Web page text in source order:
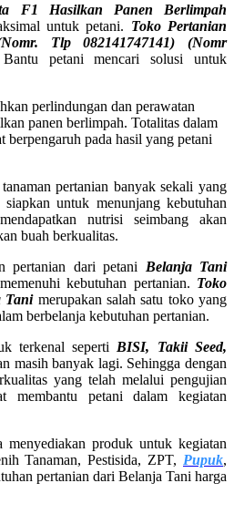
F1 Hasilkan Panen Berlimpah
untuk petani. Toko Pertanian
Tlp 082141747141) (Nomr
petani mencari solusi untuk
perlindungan dan perawatan
panen berlimpah. Totalitas dalam
berpengaruh pada hasil yang petani
pertanian banyak sekali yang
untuk menunjang kebutuhan
nutrisi seimbang akan
buah berkualitas.
pertanian dari petani Belanja Tani
kebutuhan pertanian. Toko
Tanimerupakan salah satu toko yang
berbelanja kebutuhan pertanian.
terkenal seperti BISI, Takii Seed,
masih banyak lagi. Sehingga dengan
yang telah melalui pengujian
membantu petani dalam kegiatan
produk untuk kegiatan
Tanaman, Pestisida, ZPT, Pupuk,
pertanian dari Belanja Tani harga